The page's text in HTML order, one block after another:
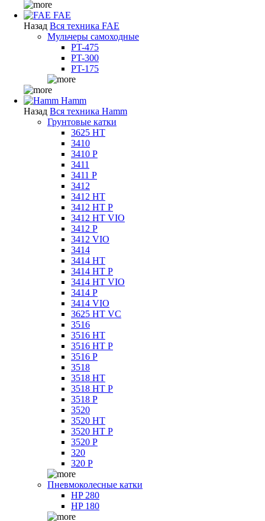
FAE
Назад Вся техника FAE
Мульчеры самоходные
PT-475
PT-300
PT-175
Hamm
Назад Вся техника Hamm
Грунтовые катки
3625 HT
3410
3410 P
3411
3411 P
3412
3412 HT
3412 HT P
3412 HT VIO
3412 P
3412 VIO
3414
3414 HT
3414 HT P
3414 HT VIO
3414 P
3414 VIO
3625 HT VC
3516
3516 HT
3516 HT P
3516 P
3518
3518 HT
3518 HT P
3518 P
3520
3520 HT
3520 HT P
3520 P
320
320 P
Пневмоколесные катки
HP 280
HP 180